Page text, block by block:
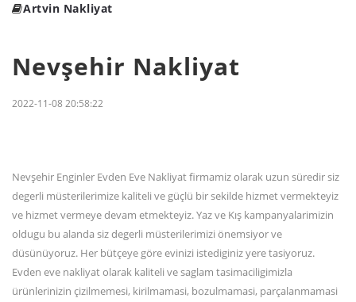
Artvin Nakliyat
Nevşehir Nakliyat
2022-11-08 20:58:22
Nevşehir Enginler Evden Eve Nakliyat firmamiz olarak uzun süredir siz
degerli müsterilerimize kaliteli ve güçlü bir sekilde hizmet vermekteyiz
ve hizmet vermeye devam etmekteyiz. Yaz ve Kış kampanyalarimizin
oldugu bu alanda siz degerli müsterilerimizi önemsiyor ve
düsünüyoruz. Her bütçeye göre evinizi istediginiz yere tasiyoruz.
Evden eve nakliyat olarak kaliteli ve saglam tasimaciligimizla
ürünlerinizin çizilmemesi, kirilmamasi, bozulmamasi, parçalanmamasi